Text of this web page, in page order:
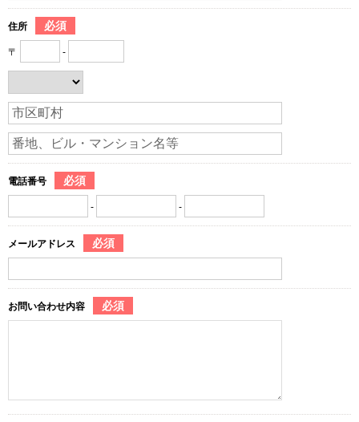
住所 必須
〒 -
電話番号 必須
- -
メールアドレス 必須
お問い合わせ内容 必須